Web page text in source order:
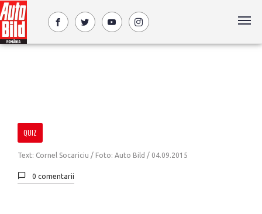
QUIZ
Text: Cornel Socariciu / Foto: Auto Bild / 04.09.2015
0 comentarii